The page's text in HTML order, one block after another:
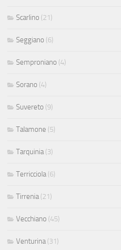
Scarlino (21)
Seggiano (6)
Semproniano (4)
Sorano (4)
Suvereto (9)
Talamone (5)
Tarquinia (3)
Terricciola (6)
Tirrenia (21)
Vecchiano (45)
Venturina (31)